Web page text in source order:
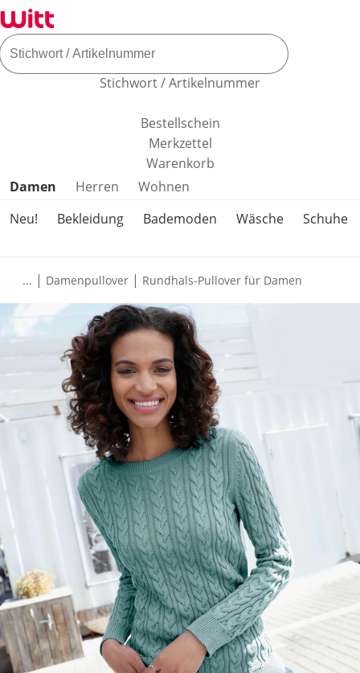
Stichwort / Artikelnummer
Bestellschein
Merkzettel
Warenkorb
Produktkategorien überspringen
Damen Herren
Wohnen
Neu!
Bekleidung Bademoden Wäsche Schuhe
... | Damenpullover | Rundhals-Pullover für Damen